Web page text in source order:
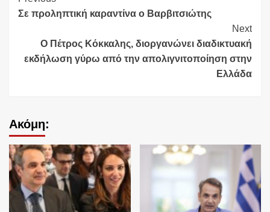
Reading
Σε προληπτική καραντίνα ο Βαρβιτσιώτης
Next
O Πέτρος Κόκκαλης, διοργανώνει διαδικτυακή
εκδήλωση γύρω από την απολιγνιτοποίηση στην
Ελλάδα
Ακόμη: